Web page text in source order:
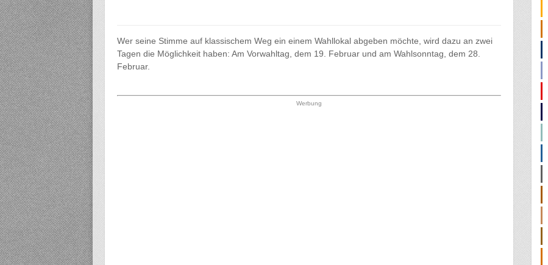
Wer seine Stimme auf klassischem Weg ein einem Wahllokal abgeben möchte, wird dazu an zwei
Tagen die Möglichkeit haben: Am Vorwahltag, dem 19. Februar und am Wahlsonntag, dem 28.
Februar.
Werbung